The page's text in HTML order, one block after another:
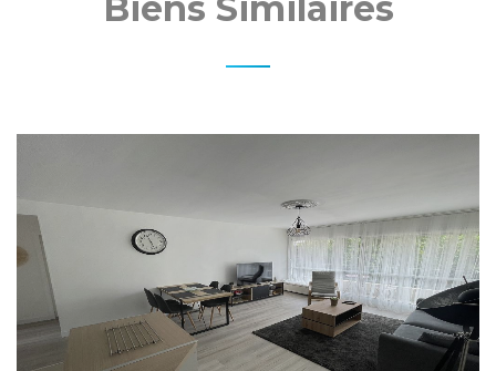
Biens Similaires